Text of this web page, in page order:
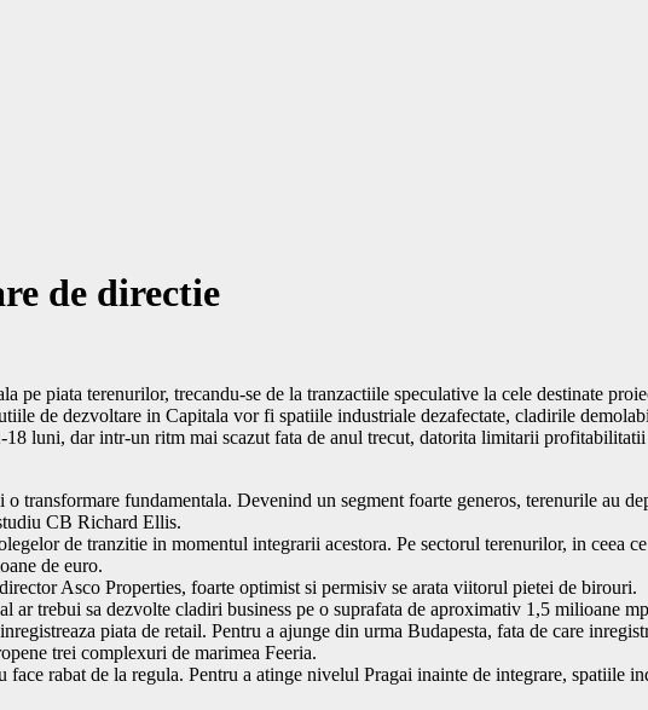
de directie
pe piata terenurilor, trecandu-se de la tranzactiile speculative la cele destinate
de dezvoltare in Capitala vor fi spatiile industriale dezafectate, cladirile
18 luni, dar intr-un ritm mai scazut fata de anul trecut, datorita limitarii
transformare fundamentala. Devenind un segment foarte generos, terenurile au
CB Richard Ellis.
de tranzitie in momentul integrarii acestora. Pe sectorul terenurilor, in ceea
de euro.
Asco Properties, foarte optimist si permisiv se arata viitorul pietei de birouri.
ar trebui sa dezvolte cladiri business pe o suprafata de aproximativ 1,5 milioane
piata de retail. Pentru a ajunge din urma Budapesta, fata de care
trei complexuri de marimea Feeria.
rabat de la regula. Pentru a atinge nivelul Pragai inainte de integrare, spatiile